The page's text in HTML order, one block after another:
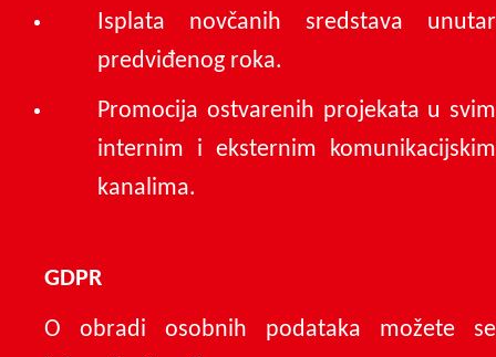
Isplata novčanih sredstava unutar
predviđenog roka.
Promocija ostvarenih projekata u svim
internim i eksternim komunikacijskim
kanalima.
GDPR
O obradi osobnih podataka možete se